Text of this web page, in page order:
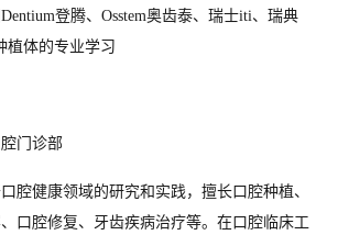
登腾、Osstem奥齿泰、瑞士iti、瑞典
植体的专业学习
腔门诊部
腔健康领域的研究和实践，擅长口腔种植、
口腔修复、牙齿疾病治疗等。在口腔临床工